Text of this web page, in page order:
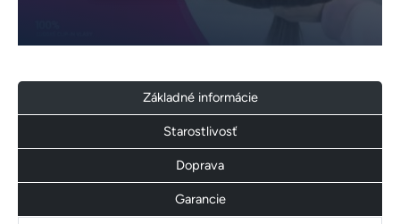
Základné informácie
Starostlivosť
Doprava
Garancie